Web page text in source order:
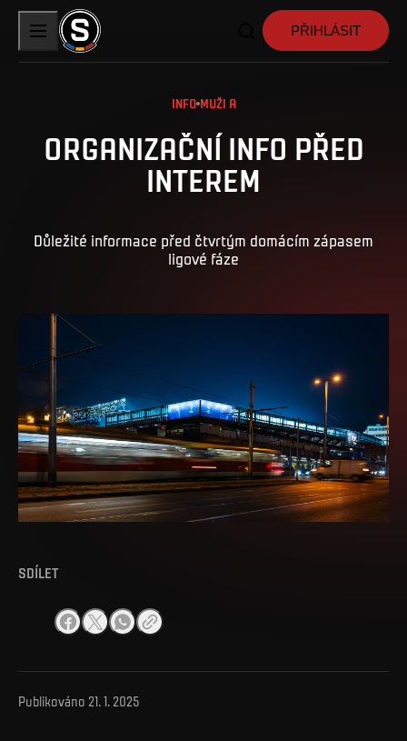
PŘIHLÁSIT
INFO MUŽI A
ORGANIZAČNÍ INFO PŘED
INTEREM
Důležité informace před čtvrtým domácím zápasem
ligové fáze
SDÍLET
Publikováno 21. 1. 2025